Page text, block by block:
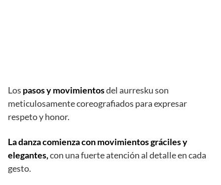
Los pasos y movimientosdel aurresku son
meticulosamente coreografiados para expresar
respeto y honor.
La danza comienza con movimientos gráciles y
elegantes,con una fuerte atención al detalle en cada
gesto.